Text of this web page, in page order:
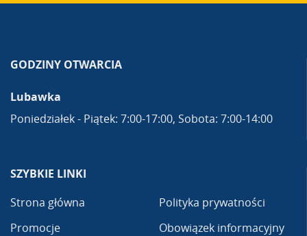
GODZINY OTWARCIA
Lubawka
Poniedziałek - Piątek: 7:00-17:00, Sobota: 7:00-14:00
SZYBKIE LINKI
Strona główna
Promocje
Polityka prywatności
Obowiązek informacyjny